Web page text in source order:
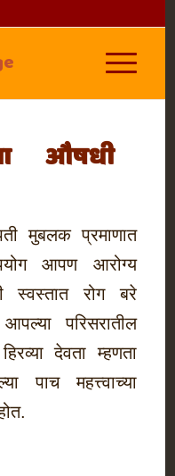
औषधी
मुबलक प्रमाणात
आपण आरोग्य
स्वस्तात रोग बरे
परिसरातील
देवता म्हणता
पाच महत्त्वाच्या